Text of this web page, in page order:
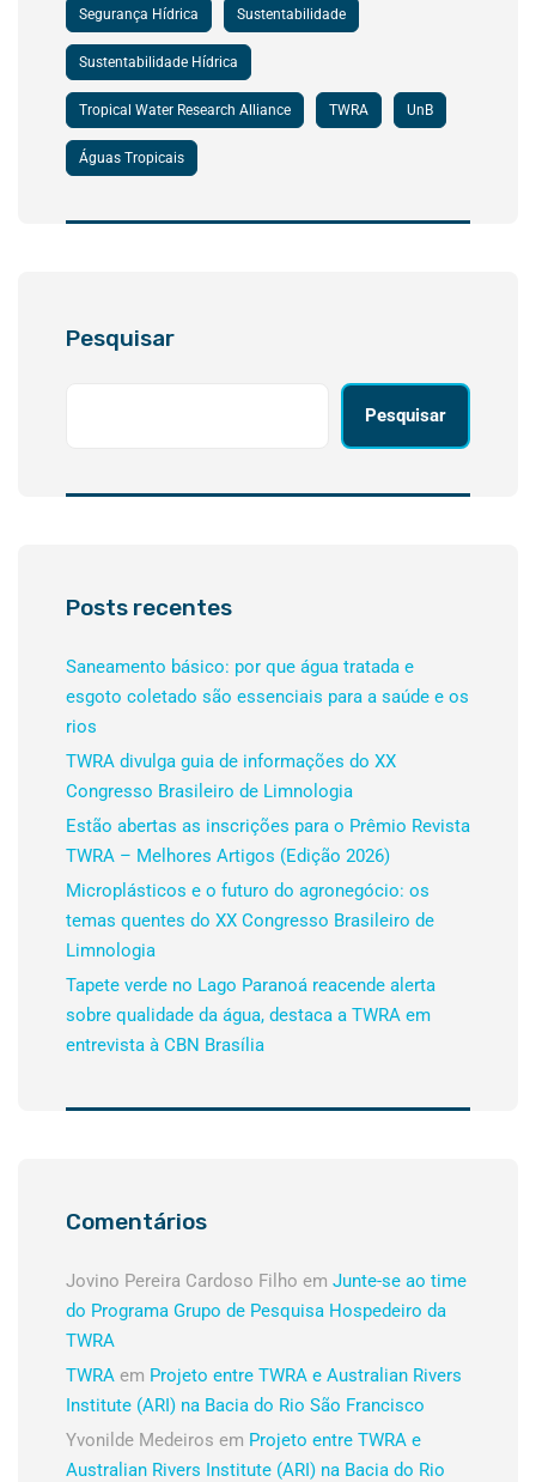
Segurança Hídrica Sustentabilidade
Sustentabilidade Hídrica
Tropical Water Research Alliance TWRA UnB
Águas Tropicais
Pesquisar
Pesquisar
Posts recentes
Saneamento básico: por que água tratada e
esgoto coletado são essenciais para a saúde e os
rios
TWRA divulga guia de informações do XX
Congresso Brasileiro de Limnologia
Estão abertas as inscrições para o Prêmio Revista
TWRA – Melhores Artigos (Edição 2026)
Microplásticos e o futuro do agronegócio: os
temas quentes do XX Congresso Brasileiro de
Limnologia
Tapete verde no Lago Paranoá reacende alerta
sobre qualidade da água, destaca a TWRA em
entrevista à CBN Brasília
Comentários
Jovino Pereira Cardoso Filho em Junte-se ao time
do Programa Grupo de Pesquisa Hospedeiro da
TWRA
TWRA em Projeto entre TWRA e Australian Rivers
Institute (ARI) na Bacia do Rio São Francisco
Yvonilde Medeiros em Projeto entre TWRA e
Australian Rivers Institute (ARI) na Bacia do Rio